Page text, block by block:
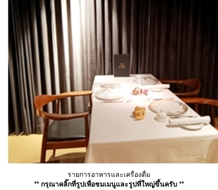
รายการอาหารและเครื่องดื่ม
** กรุณาคลิ๊กที่รูปเพื่อชมเมนูและรูปที่ใหญ่ขึ้นครับ **